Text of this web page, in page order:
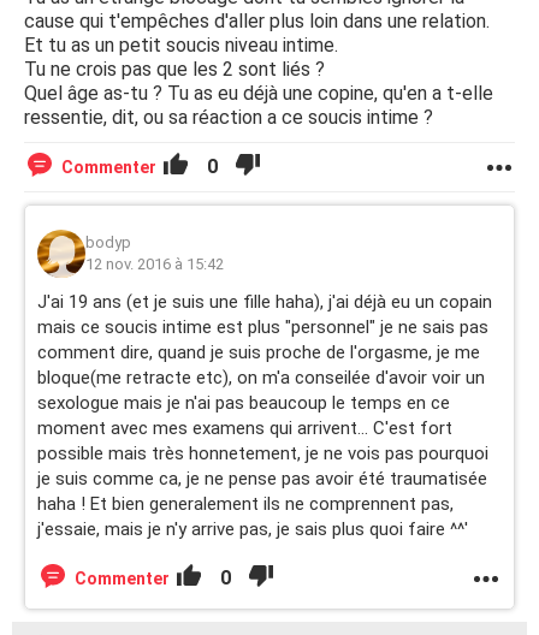
cause qui t'empêches d'aller plus loin dans une relation.
Et tu as un petit soucis niveau intime.
Tu ne crois pas que les 2 sont liés ?
Quel âge as-tu ? Tu as eu déjà une copine, qu'en a t-elle
ressentie, dit, ou sa réaction a ce soucis intime ?
Commenter 0
bodyp
12 nov. 2016 à 15:42
J'ai 19 ans (et je suis une fille haha), j'ai déjà eu un copain
mais ce soucis intime est plus "personnel" je ne sais pas
comment dire, quand je suis proche de l'orgasme, je me
bloque(me retracte etc), on m'a conseilée d'avoir voir un
sexologue mais je n'ai pas beaucoup le temps en ce
moment avec mes examens qui arrivent... C'est fort
possible mais très honnetement, je ne vois pas pourquoi
je suis comme ca, je ne pense pas avoir été traumatisée
haha ! Et bien generalement ils ne comprennent pas,
j'essaie, mais je n'y arrive pas, je sais plus quoi faire ^^'
Commenter 0